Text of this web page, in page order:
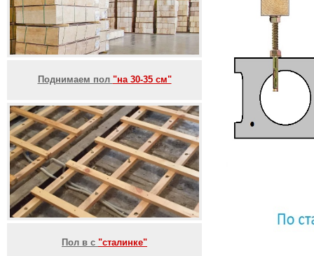
Поднимаем пол "на 30-35 см"
Пол в с "сталинке"